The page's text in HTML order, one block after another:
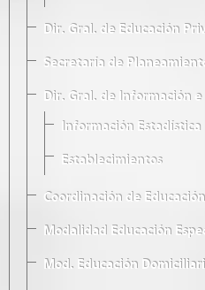
Dir. Gral. de Educación
Secretaría de
Dir. Gral. de Información
Información Estadística
Establecimientos
Coordinación de
Modalidad Educación
Mod. Educación